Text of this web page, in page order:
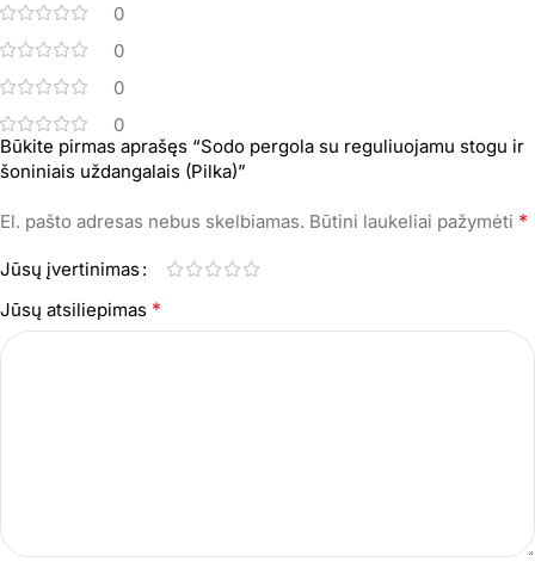
0
0
0
0
Būkite pirmas aprašęs “Sodo pergola su reguliuojamu stogu ir
šoniniais uždangalais (Pilka)”
El. pašto adresas nebus skelbiamas. Būtini laukeliai pažymėti *
Jūsų įvertinimas
Jūsų atsiliepimas *